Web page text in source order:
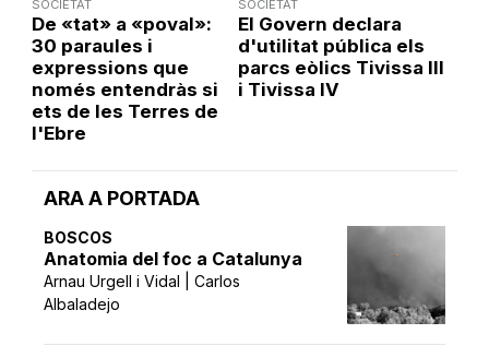
ARA A PORTADA
BOSCOS
Anatomia del foc a Catalunya
Arnau Urgell i Vidal | Carlos
Albaladejo
SOCIETAT
De «tat» a «poval»:
30 paraules i
expressions que
només entendràs si
ets de les Terres de
l'Ebre
SOCIETAT
El Govern declara
d'utilitat pública els
parcs eòlics Tivissa III
i Tivissa IV